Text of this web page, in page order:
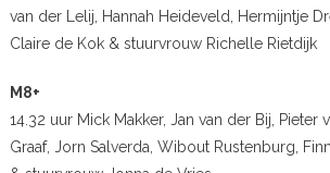
van der Lelij, Hannah Heideveld, Hermijntje
Claire de Kok & stuurvrouw Richelle Rietdijk
M8+
14.32 uur Mick Makker, Jan van der Bij, Pieter
Graaf, Jorn Salverda, Wibout Rustenburg,